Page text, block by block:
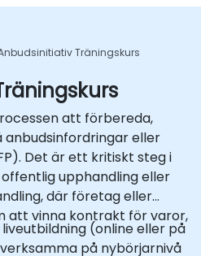
Träningskurs
att förbereda,
anbudsinfordringar eller
Det är ett kritiskt steg i
upphandling eller
där företag eller
att vinna kontrakt för varor,
(online eller på
på nybörjarnivå